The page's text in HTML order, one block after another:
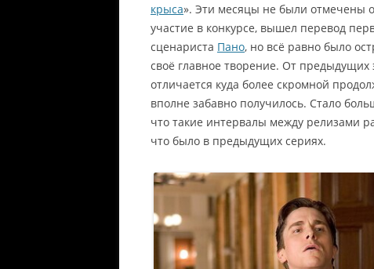
крыса». Эти месяцы не были отмечены
участие в конкурсе, вышел перевод
сценариста Пано, но всё равно было
своё главное творение. От
отличается куда более скромной
вполне забавно получилось. Стало
что такие интервалы между релизами
что было в предыдущих сериях.